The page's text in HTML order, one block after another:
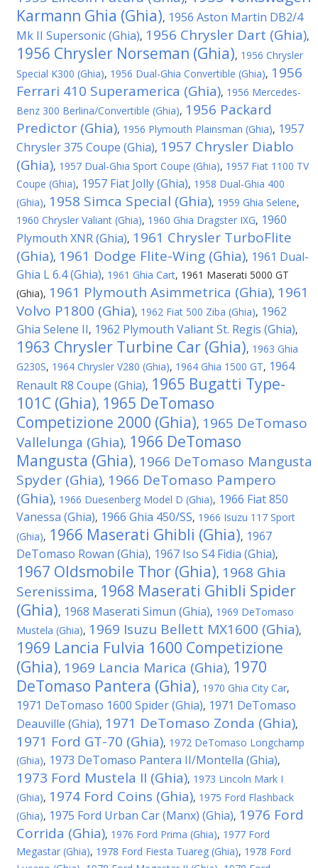
Karmann Ghia (Ghia), 1956 Aston Martin DB2/4
Mk II Supersonic (Ghia), 1956 Chrysler Dart (Ghia),
1956 Chrysler Norseman (Ghia), 1956 Chrysler
Special K300 (Ghia), 1956 Dual-Ghia Convertible (Ghia), 1956
Ferrari 410 Superamerica (Ghia), 1956 Mercedes-
Benz 300 Berlina/Convertible (Ghia), 1956 Packard
Predictor (Ghia), 1956 Plymouth Plainsman (Ghia), 1957
Chrysler 375 Coupe (Ghia), 1957 Chrysler Diablo
(Ghia), 1957 Dual-Ghia Sport Coupe (Ghia), 1957 Fiat 1100 TV
Coupe (Ghia), 1957 Fiat Jolly (Ghia), 1958 Dual-Ghia 400
(Ghia), 1958 Simca Special (Ghia), 1959 Ghia Selene,
1960 Chrysler Valiant (Ghia), 1960 Ghia Dragster IXG, 1960
Plymouth XNR (Ghia), 1961 Chrysler TurboFlite
(Ghia), 1961 Dodge Flite-Wing (Ghia), 1961 Dual-
Ghia L 6.4 (Ghia), 1961 Ghia Cart, 1961 Maserati 5000 GT
(Ghia), 1961 Plymouth Asimmetrica (Ghia), 1961
Volvo P1800 (Ghia), 1962 Fiat 500 Ziba (Ghia), 1962
Ghia Selene II, 1962 Plymouth Valiant St. Regis (Ghia),
1963 Chrysler Turbine Car (Ghia), 1963 Ghia
G230S, 1964 Chrysler V280 (Ghia), 1964 Ghia 1500 GT, 1964
Renault R8 Coupe (Ghia), 1965 Bugatti Type-
101C (Ghia), 1965 DeTomaso
Competizione 2000 (Ghia), 1965 DeTomaso
Vallelunga (Ghia), 1966 DeTomaso
Mangusta (Ghia), 1966 DeTomaso Mangusta
Spyder (Ghia), 1966 DeTomaso Pampero
(Ghia), 1966 Duesenberg Model D (Ghia), 1966 Fiat 850
Vanessa (Ghia), 1966 Ghia 450/SS, 1966 Isuzu 117 Sport
(Ghia), 1966 Maserati Ghibli (Ghia), 1967
DeTomaso Rowan (Ghia), 1967 Iso S4 Fidia (Ghia),
1967 Oldsmobile Thor (Ghia), 1968 Ghia
Serenissima, 1968 Maserati Ghibli Spider
(Ghia), 1968 Maserati Simun (Ghia), 1969 DeTomaso
Mustela (Ghia), 1969 Isuzu Bellett MX1600 (Ghia),
1969 Lancia Fulvia 1600 Competizione
(Ghia), 1969 Lancia Marica (Ghia), 1970
DeTomaso Pantera (Ghia), 1970 Ghia City Car,
1971 DeTomaso 1600 Spider (Ghia), 1971 DeTomaso
Deauville (Ghia), 1971 DeTomaso Zonda (Ghia),
1971 Ford GT-70 (Ghia), 1972 DeTomaso Longchamp
(Ghia), 1973 DeTomaso Pantera II/Montella (Ghia),
1973 Ford Mustela II (Ghia), 1973 Lincoln Mark I
(Ghia), 1974 Ford Coins (Ghia), 1975 Ford Flashback
(Ghia), 1975 Ford Urban Car (Manx) (Ghia), 1976 Ford
Corrida (Ghia), 1976 Ford Prima (Ghia), 1977 Ford
Megastar (Ghia), 1978 Ford Fiesta Tuareg (Ghia), 1978 Ford